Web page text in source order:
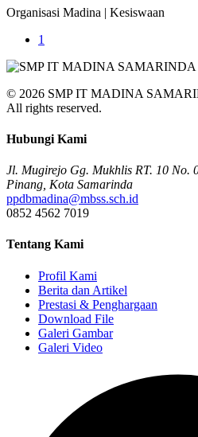
Organisasi Madina | Kesiswaan
1
© 2026 SMP IT MADINA
All rights reserved.
Hubungi Kami
Jl. Mugirejo Gg. Mukhlis RT. 10 No.
Pinang, Kota Samarinda
ppdbmadina@mbss.sch.id
0852 4562 7019
Tentang Kami
Profil Kami
Berita dan Artikel
Prestasi & Penghargaan
Download File
Galeri Gambar
Galeri Video